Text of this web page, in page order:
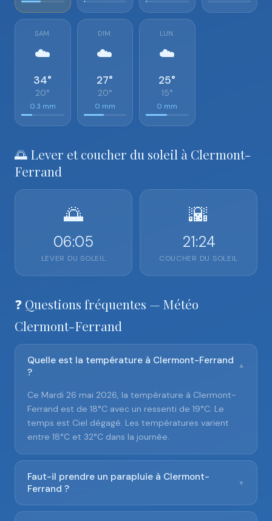
SAM.
☁️
34°
20°
0.3 mm
DIM.
☁️
27°
20°
0 mm
LUN.
☁️
25°
15°
0 mm
🌅 Lever et coucher du soleil à Clermont-
Ferrand
🌅
06:05
LEVER DU SOLEIL
🌇
21:24
COUCHER DU SOLEIL
❓ Questions fréquentes — Météo
Clermont-Ferrand
Quelle est la température à Clermont-Ferrand
?
▼
Ce Mardi 26 mai 2026, la température à Clermont-
Ferrand est de 18°C avec un ressenti de 19°C. Le
temps est Ciel dégagé. Les températures varient
entre 18°C et 32°C dans la journée.
Faut-il prendre un parapluie à Clermont-
Ferrand ?
▼